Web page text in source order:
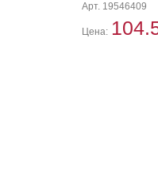
Арт. 19546409
Цена: